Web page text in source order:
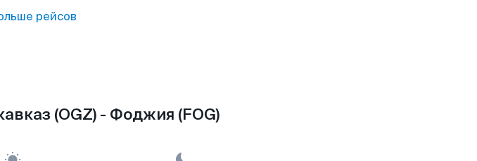
рейсов
(OGZ) - Фоджия (FOG)